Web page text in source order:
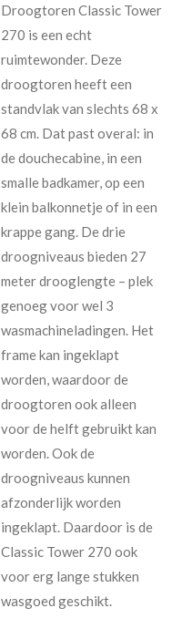
Droogtoren Classic Tower
270 is een echt
ruimtewonder. Deze
droogtoren heeft een
standvlak van slechts 68 x
68 cm. Dat past overal: in
de douchecabine, in een
smalle badkamer, op een
klein balkonnetje of in een
krappe gang. De drie
droogniveaus bieden 27
meter drooglengte – plek
genoeg voor wel 3
wasmachineladingen. Het
frame kan ingeklapt
worden, waardoor de
droogtoren ook alleen
voor de helft gebruikt kan
worden. Ook de
droogniveaus kunnen
afzonderlijk worden
ingeklapt. Daardoor is de
Classic Tower 270 ook
voor erg lange stukken
wasgoed geschikt.